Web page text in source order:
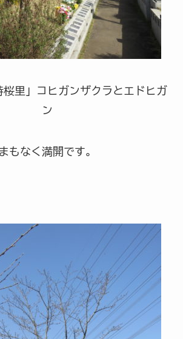
桜里」コヒガンザクラとエドヒガ
ン
まもなく満開です。